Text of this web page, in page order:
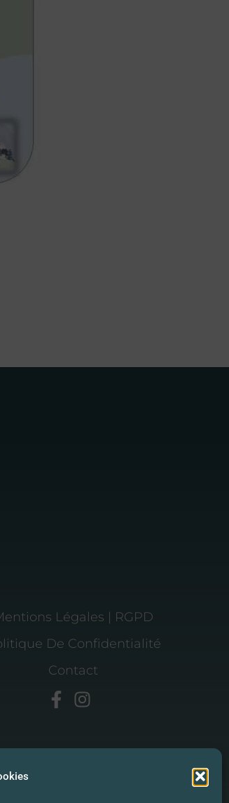
Légales | RGPD
De Confidentialité
Contact